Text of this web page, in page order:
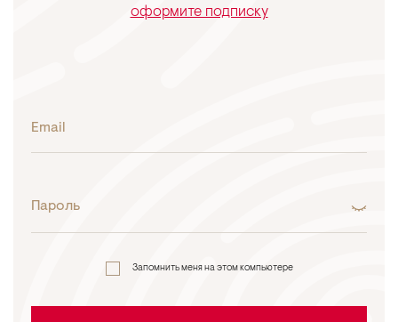
оформите подписку
Email
Пароль
Запомнить меня на этом компьютере